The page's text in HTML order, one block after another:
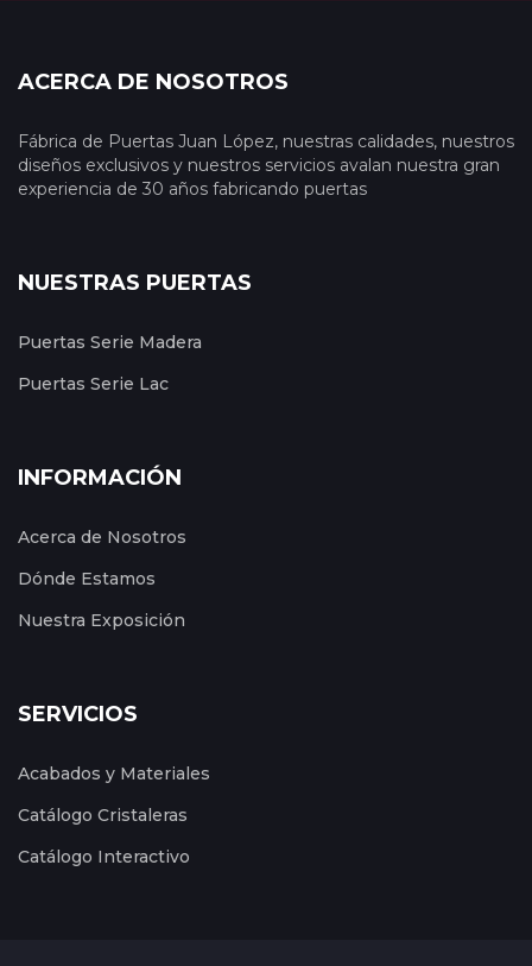
ACERCA DE NOSOTROS
Fábrica de Puertas Juan López, nuestras calidades, nuestros
diseños exclusivos y nuestros servicios avalan nuestra gran
experiencia de 30 años fabricando puertas
NUESTRAS PUERTAS
Puertas Serie Madera
Puertas Serie Lac
INFORMACIÓN
Acerca de Nosotros
Dónde Estamos
Nuestra Exposición
SERVICIOS
Acabados y Materiales
Catálogo Cristaleras
Catálogo Interactivo